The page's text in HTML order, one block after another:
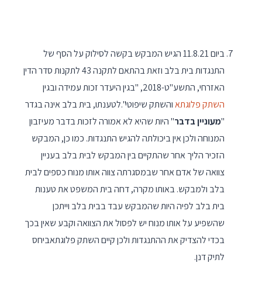
ביום 11.8.21 הגיש המבקש בקשה לסילוק על הסף של
התנגדות בית בלב וזאת בהתאם לתקנה 43 לתקנות סדר הדין
האזרחי, התשע"ט-2018, "בגין היעדר זכות עמידה ובגין
השתק פלוגתאוהשתק שיפוטי".לטענתו, בית בלב אינה בגדר
"מעוניין בדבר" היות שהיא לא אמורה לזכות בדבר מעיזבון
המנוחה ולכן אין ביכולתה להגיש התנגדות. כמו כן, המבקש
הזכיר הליך אחר שהתקיים בין המבקש לבית בלב בעניין
צוואה של אדם אחר שבמסגרתה צווה אותו מנוח כספים לבית
בלב ולמבקש. באותו מקרה, דחה בית המשפט את טענות
בית בלב לפיה היות שהמבקש עבד בבית בלב וייתכן
שהשפיע על אותו מנוח יש לפסול את הצוואה וקבע שאין בכך
בכדי להצדיק את ההתנגדות ולכן קיים השתק פלוגתאביחס
לתיק דנן.